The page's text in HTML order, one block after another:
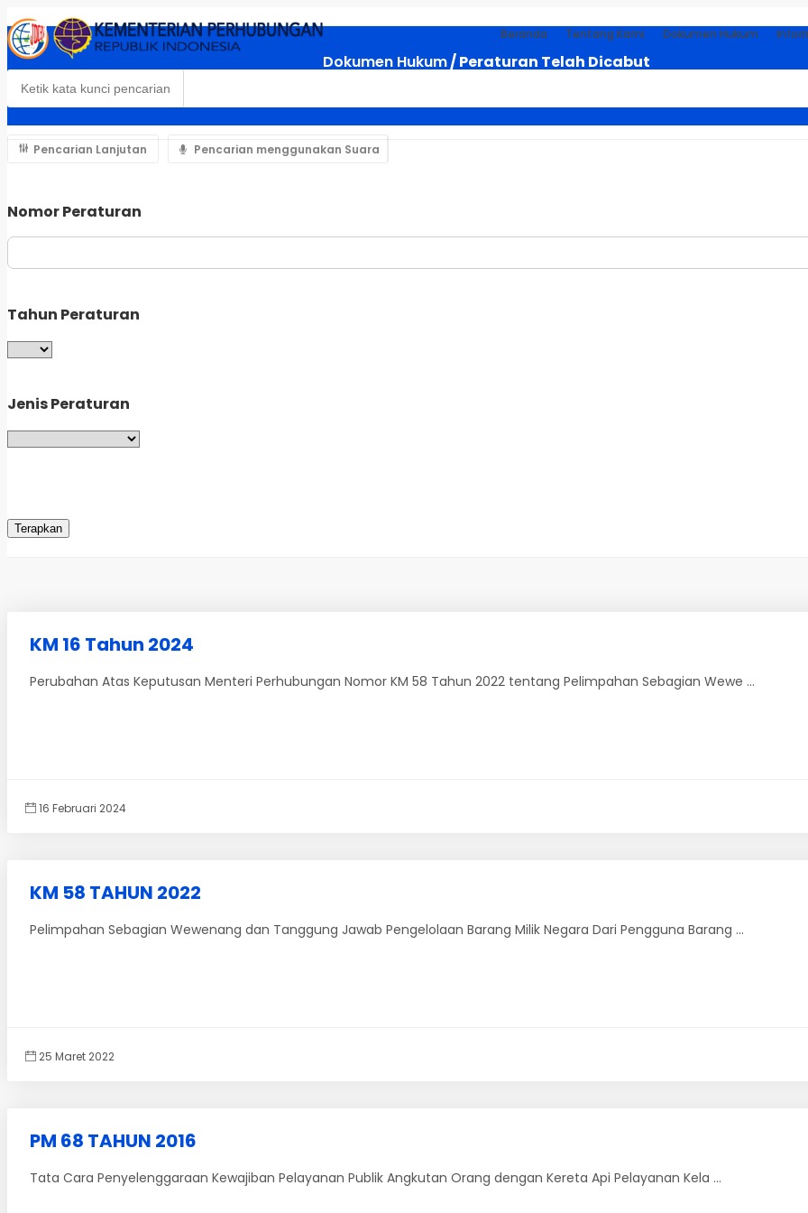
Beranda Tentang Kami Dokumen Hukum
Dokumen Hukum/ Peraturan Telah Dicabut
Pencarian Lanjutan Pencarian menggunakan Suara
Nomor Peraturan
Tahun Peraturan
Jenis Peraturan
KM 16 Tahun 2024
Perubahan Atas Keputusan Menteri Perhubungan Nomor KM 58 Tahun 2022 tentang Pelimpahan Sebagian Wewe ...
16 Februari 2024
KM 58 TAHUN 2022
Pelimpahan Sebagian Wewenang dan Tanggung Jawab Pengelolaan Barang Milik Negara Dari Pengguna Barang ...
25 Maret 2022
PM 68 TAHUN 2016
Tata Cara Penyelenggaraan Kewajiban Pelayanan Publik Angkutan Orang dengan Kereta Api Pelayanan Kela ...